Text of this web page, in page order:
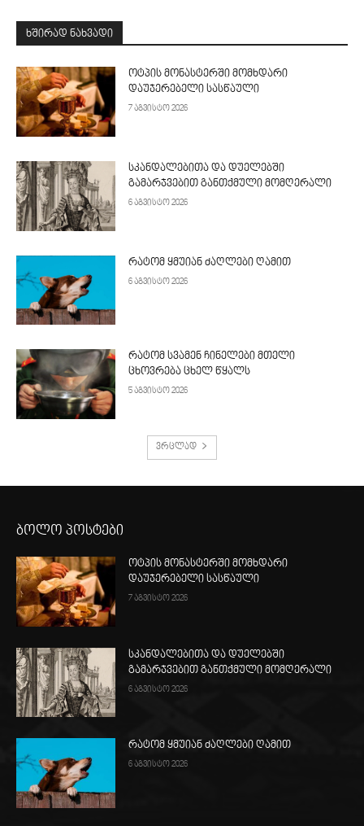
ᲮᲨᲘᲠᲐᲓ ᲜᲐᲮᲕᲐᲓᲘ
ოტპის მონასტერში მომხდარი
დაუჯერებელი სასწაული
7 აგვისტო 2026
სკანდალებითა და დუელებში
გამარჯვებით განთქმული მომღერალი
6 აგვისტო 2026
რატომ ყმუიან ძაღლები ღამით
6 აგვისტო 2026
რატომ სვამენ ჩინელები მთელი
ცხოვრება ცხელ წყალს
5 აგვისტო 2026
ვრცლად
ბოლო პოსტები
ოტპის მონასტერში მომხდარი
დაუჯერებელი სასწაული
7 აგვისტო 2026
სკანდალებითა და დუელებში
გამარჯვებით განთქმული მომღერალი
6 აგვისტო 2026
რატომ ყმუიან ძაღლები ღამით
6 აგვისტო 2026